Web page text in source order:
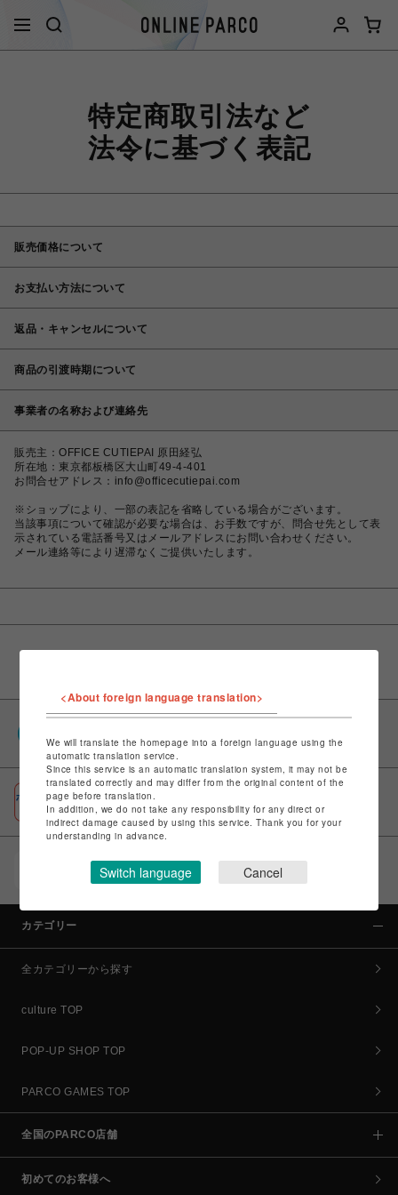
特定商取引法など
法令に基づく表記
販売価格について
お支払い方法について
返品・キャンセルについて
商品の引渡時期について
事業者の名称および連絡先
販売主：OFFICE CUTIEPAI 原田経弘
所在地：東京都板橋区大山町49-4-401
お問合せアドレス：info@officecutiepai.com
※ショップにより、一部の表記を省略している場合がございます。
当該事項について確認が必要な場合は、お手数ですが、問合せ先として表
示されている電話番号又はメールアドレスにお問い合わせください。
メール連絡等により遅滞なくご提供いたします。
全国のPARCOやONLINE PARCOで貯まる＆使える
ポケパル払い
初回登録＆お買物で最大1,500円分のPARCOポイント進呈
POCKET PARCO（公式アプリ）
コイン＆クーポンでPARCOでのお買い物がオトクに
カテゴリー
全カテゴリーから探す
culture TOP
POP-UP SHOP TOP
PARCO GAMES TOP
全国のPARCO店舗
初めてのお客様へ
<About foreign language translation>
We will translate the homepage into a foreign language using the
automatic translation service.
Since this service is an automatic translation system, it may not be
translated correctly and may differ from the original content of the
page before translation.
In addition, we do not take any responsibility for any direct or
indirect damage caused by using this service. Thank you for your
understanding in advance.
Switch language Cancel